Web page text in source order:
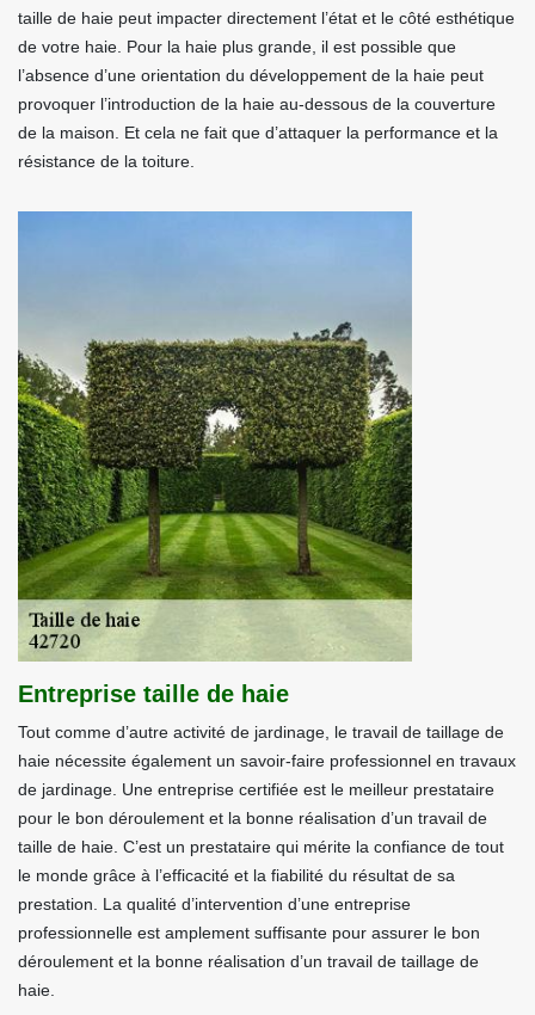
taille de haie peut impacter directement l’état et le côté esthétique
de votre haie. Pour la haie plus grande, il est possible que
l’absence d’une orientation du développement de la haie peut
provoquer l’introduction de la haie au-dessous de la couverture
de la maison. Et cela ne fait que d’attaquer la performance et la
résistance de la toiture.
Entreprise taille de haie
Tout comme d’autre activité de jardinage, le travail de taillage de
haie nécessite également un savoir-faire professionnel en travaux
de jardinage. Une entreprise certifiée est le meilleur prestataire
pour le bon déroulement et la bonne réalisation d’un travail de
taille de haie. C’est un prestataire qui mérite la confiance de tout
le monde grâce à l’efficacité et la fiabilité du résultat de sa
prestation. La qualité d’intervention d’une entreprise
professionnelle est amplement suffisante pour assurer le bon
déroulement et la bonne réalisation d’un travail de taillage de
haie.